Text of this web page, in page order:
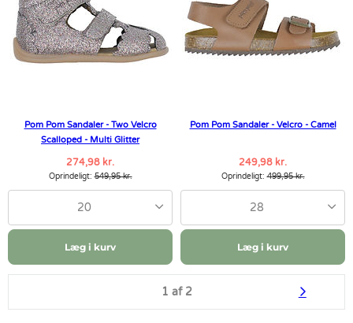
Pom Pom Sandaler - Two Velcro
Scalloped - Multi Glitter
274,98 kr.
Oprindeligt:549,95 kr.
20
Læg i kurv
Pom Pom Sandaler - Velcro - Camel
249,98 kr.
Oprindeligt:499,95 kr.
28
Læg i kurv
1 af 2